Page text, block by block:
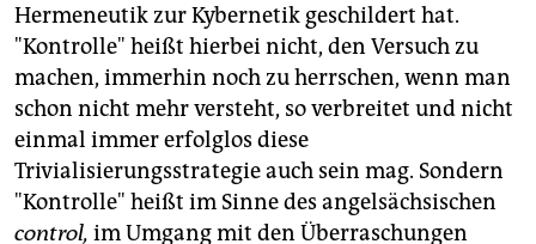
Hermeneutik zur Kybernetik geschildert hat.
"Kontrolle" heißt hierbei nicht, den Versuch zu
machen, immerhin noch zu herrschen, wenn man
schon nicht mehr versteht, so verbreitet und nicht
einmal immer erfolglos diese
Trivialisierungsstrategie auch sein mag. Sondern
"Kontrolle" heißt im Sinne des angelsächsischen
control, im Umgang mit den Überraschungen